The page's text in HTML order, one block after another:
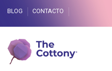
BLOG CONTACTO